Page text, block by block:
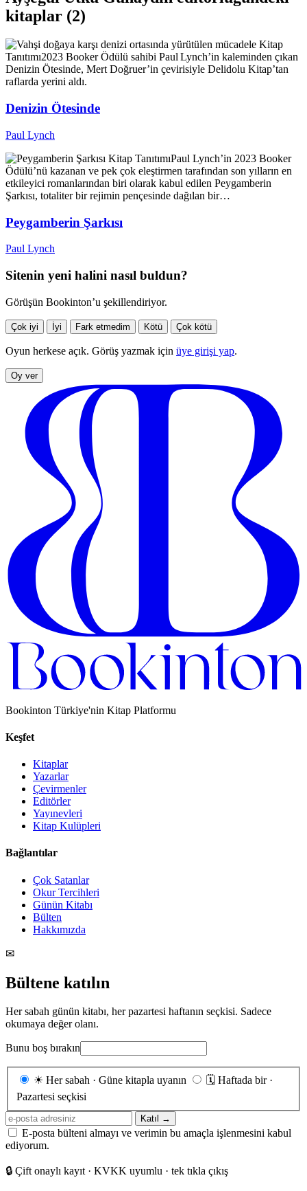
kitaplar (2)
Kitap
Tanıtımı2023 Booker Ödülü sahibi Paul Lynch’in kaleminden çıkan
Denizin Ötesinde, Mert Doğruer’in çevirisiyle Delidolu Kitap’tan
raflarda yerini aldı.
Denizin Ötesinde
Paul Lynch
Kitap TanıtımıPaul Lynch’in 2023 Booker
Ödülü’nü kazanan ve pek çok eleştirmen tarafından son yılların en
etkileyici romanlarından biri olarak kabul edilen Peygamberin
Şarkısı, totaliter bir rejimin pençesinde dağılan bir…
Peygamberin Şarkısı
Paul Lynch
Sitenin yeni halini nasıl buldun?
Görüşün Bookinton’u şekillendiriyor.
Çok iyi İyi Fark etmedim Kötü Çok kötü
Oyun herkese açık. Görüş yazmak için üye girişi yap.
Oy ver
Bookinton Türkiye'nin Kitap Platformu
Keşfet
Kitaplar
Yazarlar
Çevirmenler
Editörler
Yayınevleri
Kitap Kulüpleri
Bağlantılar
Çok Satanlar
Okur Tercihleri
Günün Kitabı
Bülten
Hakkımızda
✉
Bültene katılın
Her sabah günün kitabı, her pazartesi haftanın seçkisi. Sadece
okumaya değer olanı.
Bunu boş bırakın
Gönderim
☀ Her sabah · Güne kitapla uyanın 🗓 Haftada bir ·
Pazartesi seçkisi
E-
posta
adresiniz
Katıl →
E-posta bülteni almayı ve verimin bu amaçla işlenmesini kabul
ediyorum.
🔒 Çift onaylı kayıt · KVKK uyumlu · tek tıkla çıkış